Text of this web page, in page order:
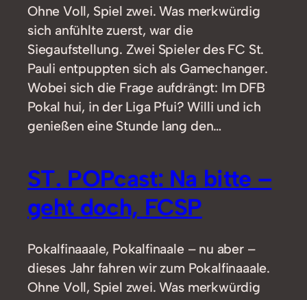
Ohne Voll, Spiel zwei. Was merkwürdig
sich anfühlte zuerst, war die
Siegaufstellung. Zwei Spieler des FC St.
Pauli entpuppten sich als Gamechanger.
Wobei sich die Frage aufdrängt: Im DFB
Pokal hui, in der Liga Pfui? Willi und ich
genießen eine Stunde lang den…
ST. POPcast: Na bitte –
geht doch, FCSP
Pokalfinaaale, Pokalfinaale – nu aber –
dieses Jahr fahren wir zum Pokalfinaaale.
Ohne Voll, Spiel zwei. Was merkwürdig